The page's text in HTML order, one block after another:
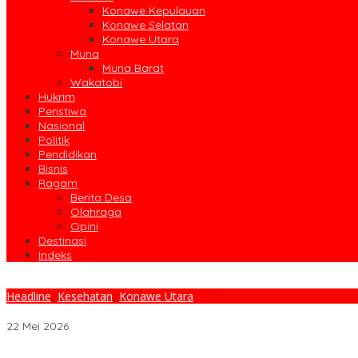
Konawe Kepulauan
Konawe Selatan
Konawe Utara
Muna
Muna Barat
Wakatobi
Hukrim
Peristiwa
Nasional
Politik
Pendidikan
Bisnis
Ragam
Berita Desa
Olahraga
Opini
Destinasi
Indeks
Headline, Kesehatan, Konawe Utara
22 Mei 2026